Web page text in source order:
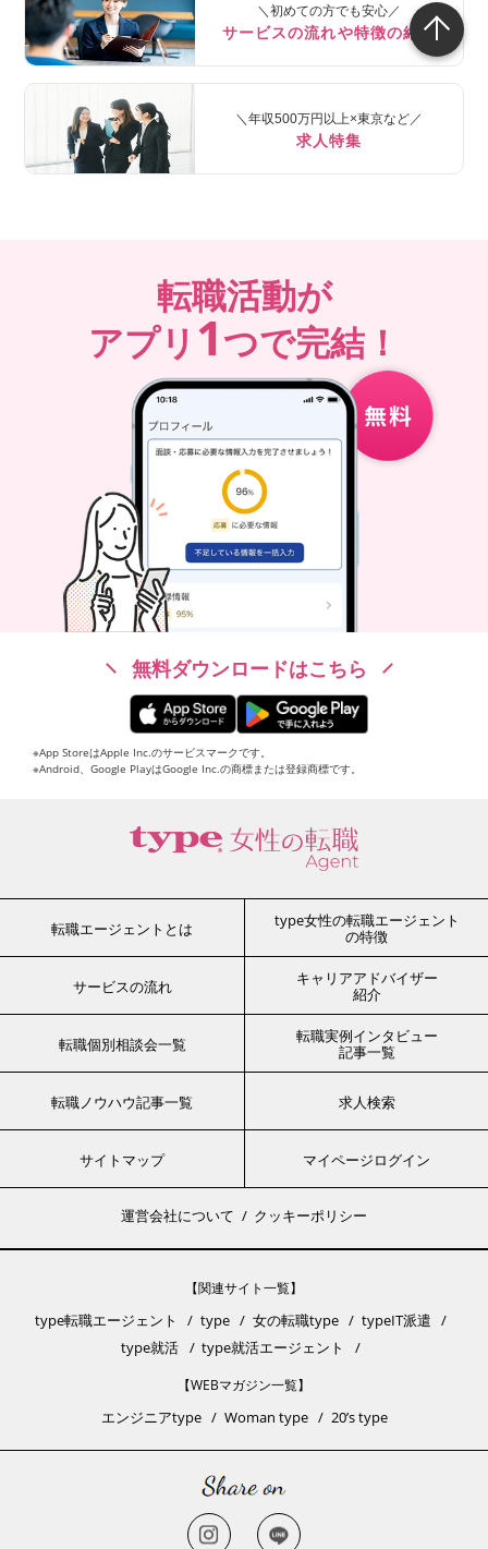
＼初めての方でも安心／
サービスの流れや特徴の紹介
＼年収500万円以上×東京など／
求人特集
転職活動が
アプリ 1つで完結！
無料ダウンロードはこちら
※App StoreはApple Inc.のサービスマークです。
※Android、Google PlayはGoogle Inc.の商標または登録商標です。
転職エージェントとは
type女性の転職エージェント
の特徴
サービスの流れ
キャリアアドバイザー
紹介
転職個別相談会一覧
転職実例インタビュー
記事一覧
転職ノウハウ記事一覧 求人検索
サイトマップ マイページログイン
運営会社について クッキーポリシー
【関連サイト一覧】
type転職エージェント type 女の転職type
typeIT派遣
type就活
type就活エージェント
【WEBマガジン一覧】
エンジニアtype Woman type 20’s type